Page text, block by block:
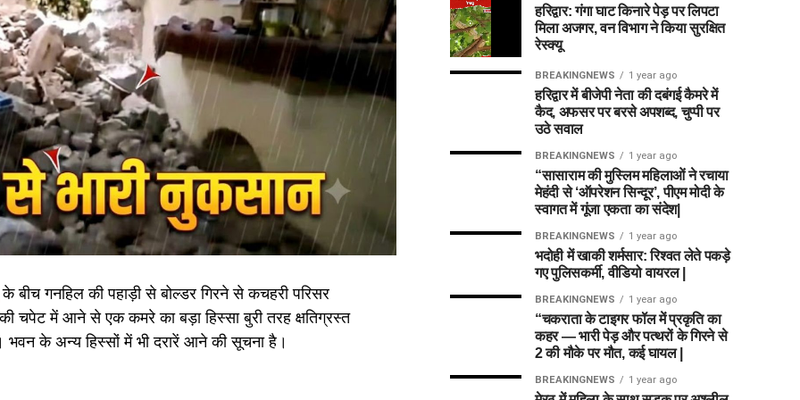
जमीन देने का फैसला।
के सृजन को मंजूरी।
बन सकेगा।
से समझौता होगा।
में संशोधन
समाधान पर जोर।
के बीच गनहिल की पहाड़ी से बोल्डर गिरने से कचहरी परिसर
चपेट में आने से एक कमरे का बड़ा हिस्सा बुरी तरह क्षतिग्रस्त
भवन के अन्य हिस्सों में भी दरारें आने की सूचना है।
हरिद्वार: गंगा घाट किनारे पेड़ पर लिपटा
मिला अजगर, वन विभाग ने किया सुरक्षित
रेस्क्यू
BREAKINGNEWS 1 year ago
हरिद्वार में बीजेपी नेता की दबंगई कैमरे में
कैद, अफसर पर बरसे अपशब्द, चुप्पी पर
उठे सवाल
BREAKINGNEWS 1 year ago
“सासाराम की मुस्लिम महिलाओं ने रचाया
मेहंदी से ‘ऑपरेशन सिन्दूर’, पीएम मोदी के
स्वागत में गूंजा एकता का संदेश|
BREAKINGNEWS 1 year ago
भदोही में खाकी शर्मसार: रिश्वत लेते पकड़े
गए पुलिसकर्मी, वीडियो वायरल |
BREAKINGNEWS 1 year ago
“चकराता के टाइगर फॉल में प्रकृति का
कहर — भारी पेड़ और पत्थरों के गिरने से
2 की मौके पर मौत, कई घायल |
BREAKINGNEWS 1 year ago